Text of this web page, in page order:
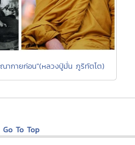
ากายก่อน"(หลวงปู่มั่น ภูริทัตโต)
Go To Top